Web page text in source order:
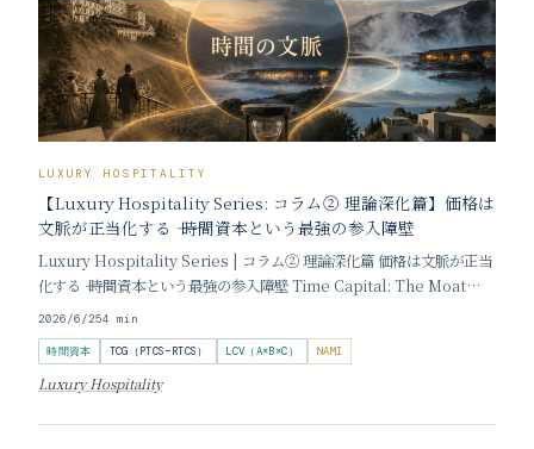
LUXURY HOSPITALITY
【Luxury Hospitality Series: コラム② 理論深化篇】価格は
文脈が正当化する ―― 時間資本という最強の参入障壁
Luxury Hospitality Series | コラム② 理論深化篇 価格は文脈が正当
化する ―― 時間資本という最強の参入障壁 Time Capital: The Moat
That Money Alone Cannot Build 執筆：加登吉邦 規制は政府が作
り、地形は自然が作る。しか
2026/6/254 min
時間資本 TCG（PTCS−RTCS） LCV（A×B×C） NAMI
Luxury Hospitality